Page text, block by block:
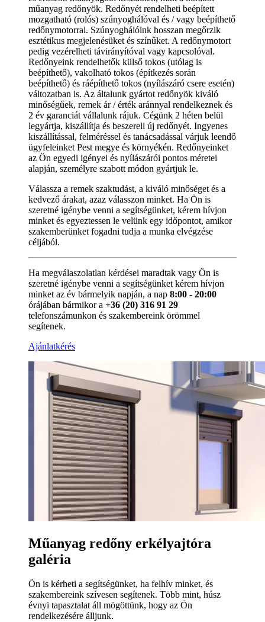
műanyag redőnyök. Redőnyét rendelheti beépített
mozgatható (rolós) szúnyoghálóval és / vagy beépíthető
redőnymotorral. Szúnyoghálóink hosszan megőrzik
esztétikus megjelenésüket és színűket. A redőnymotort
pedig vezérelheti távirányítóval vagy kapcsolóval.
Redőnyeink rendelhetők külső tokos (utólag is
beépíthető), vakolható tokos (építkezés során
beépíthető) és ráépíthető tokos (nyílászáró csere esetén)
változatban is. Az általunk gyártot redőnyök kiváló
minőségűek, remek ár / érték aránnyal rendelkeznek és
2 év garanciát vállalunk rájuk. Cégünk 2 héten belül
legyártja, kiszállítja és beszereli új redőnyét. Ingyenes
kiszállítással, felméréssel és tanácsadással várjuk leendő
ügyfeleinket Pest megye és környékén. Redőnyeinket
az Ön egyedi igényei és nyílászárói pontos méretei
alapján, személyre szabott módon gyártjuk le.
Válassza a remek szaktudást, a kiváló minőséget és a
kedvező árakat, azaz válasszon minket. Ha Ön is
szeretné igénybe venni a segítségünket, kérem hívjon
minket és egyeztessen le velünk egy időpontot, amikor
szakemberünket fogadni tudja a munka elvégzése
céljából.
Ha megválaszolatlan kérdései maradtak vagy Ön is
szeretné igénybe venni a segítségünket kérem hívjon
minket az év bármelyik napján, a nap 8:00 - 20:00
órájában bármikor a +36 (20) 316 91 29
telefonszámunkon és szakembereink örömmel
segítenek.
Ajánlatkérés
Műanyag redőny erkélyajtóra
galéria
Ön is kérheti a segítségünket, ha felhív minket, és
szakembereink szívesen segítenek. Több mint, húsz
évnyi tapasztalat áll mögöttünk, hogy az Ön
rendelkezésére álljunk.